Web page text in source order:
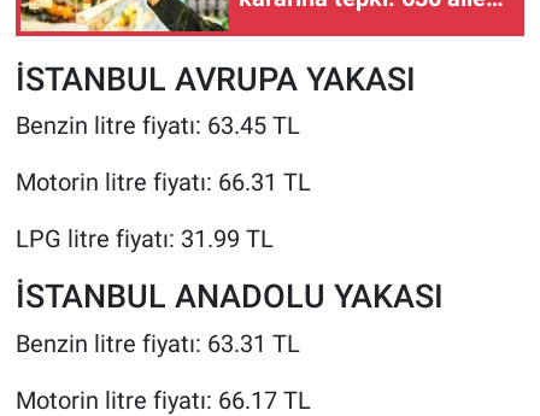
İSTANBUL AVRUPA YAKASI
Benzin litre fiyatı: 63.45 TL
Motorin litre fiyatı: 66.31 TL
LPG litre fiyatı: 31.99 TL
İSTANBUL ANADOLU YAKASI
Benzin litre fiyatı: 63.31 TL
Motorin litre fiyatı: 66.17 TL